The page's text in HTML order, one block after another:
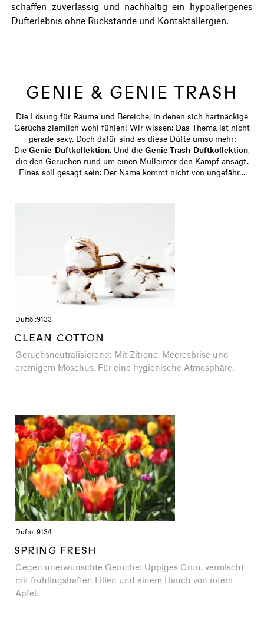
schaffen zuverlässig und nachhaltig ein hypoallergenes
Dufterlebnis ohne Rückstände und Kontaktallergien.
GENIE & GENIE TRASH
Die Lösung für Räume und Bereiche, in denen sich hartnäckige
Gerüche ziemlich wohl fühlen! Wir wissen: Das Thema ist nicht
gerade sexy. Doch dafür sind es diese Düfte umso mehr:
Die Genie-Duftkollektion. Und die Genie Trash-Duftkollektion,
die den Gerüchen rund um einen Mülleimer den Kampf ansagt.
Eines soll gesagt sein: Der Name kommt nicht von ungefähr…
Duftöl:9133
CLEAN COTTON
Geruchsneutralisierend: Mit Zitrone, Meeresbrise und
cremigem Moschus. Für eine hygienische Atmosphäre.
Duftöl:9134
SPRING FRESH
Gegen unerwünschte Gerüche: Üppiges Grün, vermischt
mit frühlingshaften Lilien und einem Hauch von rotem
Apfel.